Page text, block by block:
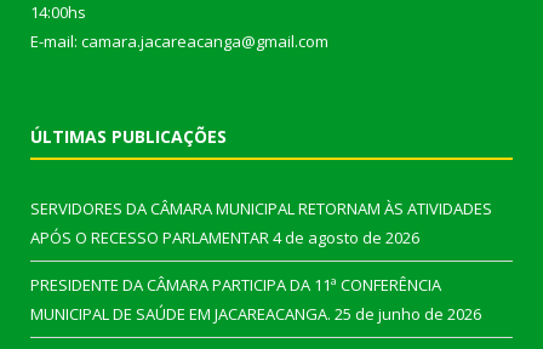
14:00hs
E-mail: camara.jacareacanga@gmail.com
ÚLTIMAS PUBLICAÇÕES
SERVIDORES DA CÂMARA MUNICIPAL RETORNAM ÀS ATIVIDADES
APÓS O RECESSO PARLAMENTAR4 de agosto de 2026
PRESIDENTE DA CÂMARA PARTICIPA DA 11ª CONFERÊNCIA
MUNICIPAL DE SAÚDE EM JACAREACANGA. 25 de junho de 2026